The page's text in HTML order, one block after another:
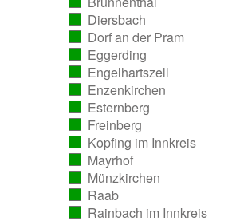
ausgezählt)
ausgezählt)
Diersbach
ausgezählt)
Dorf an der Pram
ausgezählt)
Eggerding
ausgezählt)
Engelhartszell
ausgezählt)
Enzenkirchen
ausgezählt)
Esternberg
ausgezählt)
Freinberg
ausgezählt)
Kopfing im Innkreis
ausgezählt)
Mayrhof
ausgezählt)
Münzkirchen
ausgezählt)
Raab
ausgezählt)
Rainbach im Innkreis